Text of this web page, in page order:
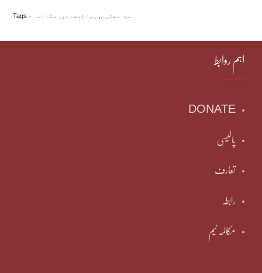
Tags:- اسد مفتی؎, پونڈ, شادی, مکالمہ
اہم روابط
DONATE
پالیسی
تعارف
رابطہ
مکالمہ ٹیم